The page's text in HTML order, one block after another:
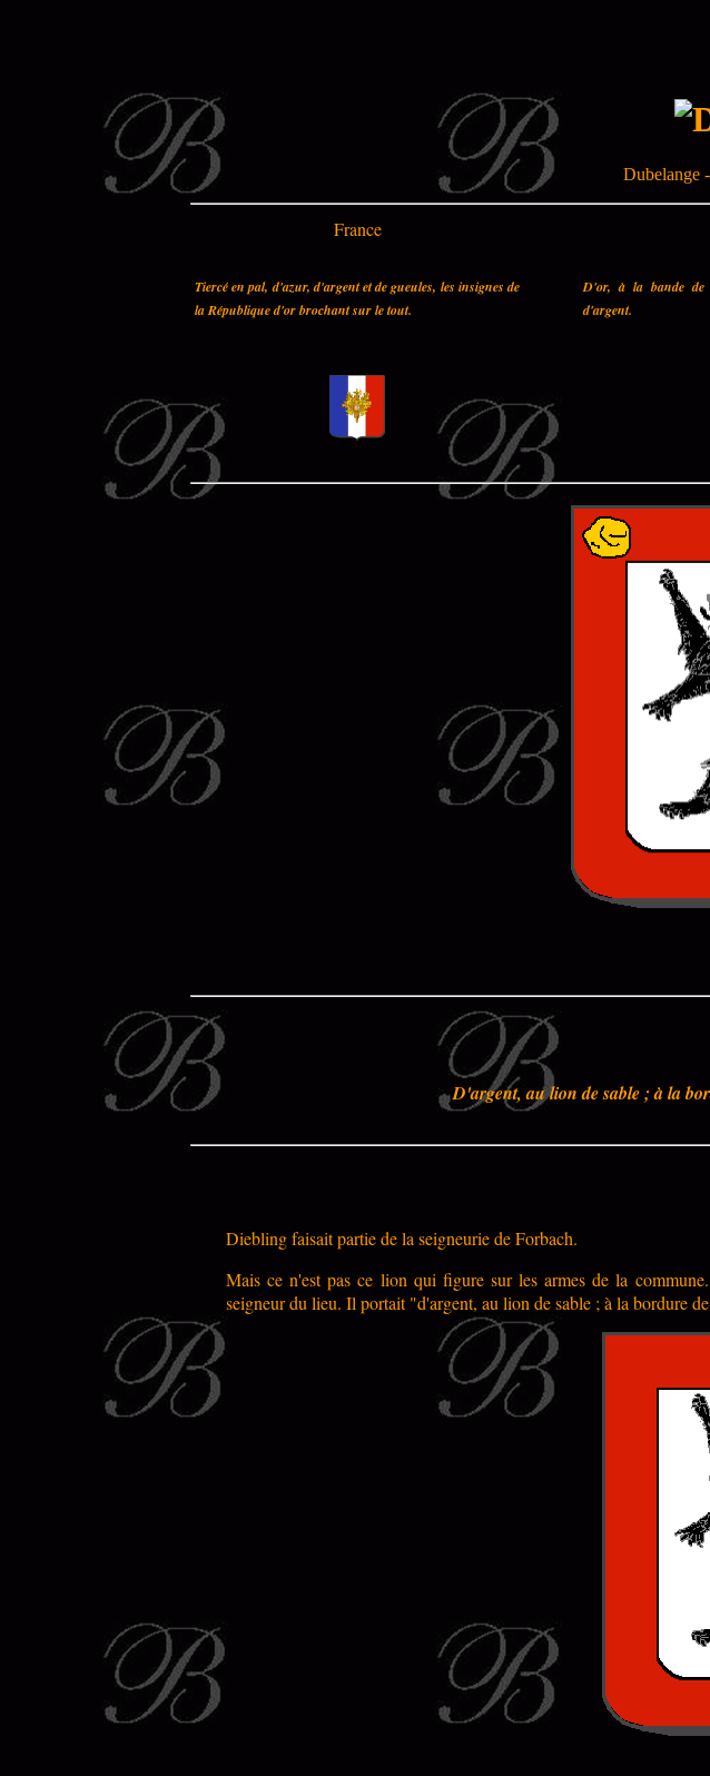
Dubelange
France
Tiercé en pal, d'azur, d'argent et de gueules, les insignes de
la République d'or brochant sur le tout.
D'or, à la bande de
d'argent.
D'argent, au lion de sable ; à la
Diebling faisait partie de la seigneurie deForbach.
Mais ce n'est pas ce lion qui figure sur les armes de la
seigneur du lieu. Il portait "d'argent, au lion de sable ; à la bordure